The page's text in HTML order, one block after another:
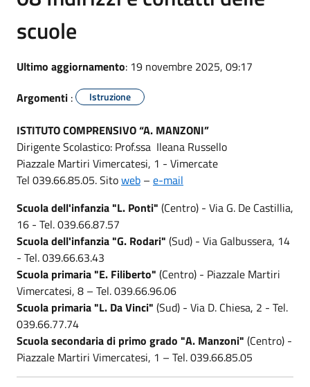
scuole
Ultimo aggiornamento: 19 novembre 2025, 09:17
Argomenti : Istruzione
ISTITUTO COMPRENSIVO “A. MANZONI”
Dirigente Scolastico: Prof.ssa Ileana Russello
Piazzale Martiri Vimercatesi, 1 - Vimercate
Tel 039.66.85.05. Sitoweb – e-mail
Scuola dell'infanzia "L. Ponti" (Centro) - Via G. De Castillia,
16 - Tel. 039.66.87.57
Scuola dell'infanzia "G. Rodari" (Sud) - Via Galbussera, 14
- Tel. 039.66.63.43
Scuola primaria "E. Filiberto" (Centro) - Piazzale Martiri
Vimercatesi, 8 – Tel. 039.66.96.06
Scuola primaria "L. Da Vinci" (Sud) - Via D. Chiesa, 2 - Tel.
039.66.77.74
Scuola secondaria di primo grado "A. Manzoni" (Centro) -
Piazzale Martiri Vimercatesi, 1 – Tel. 039.66.85.05